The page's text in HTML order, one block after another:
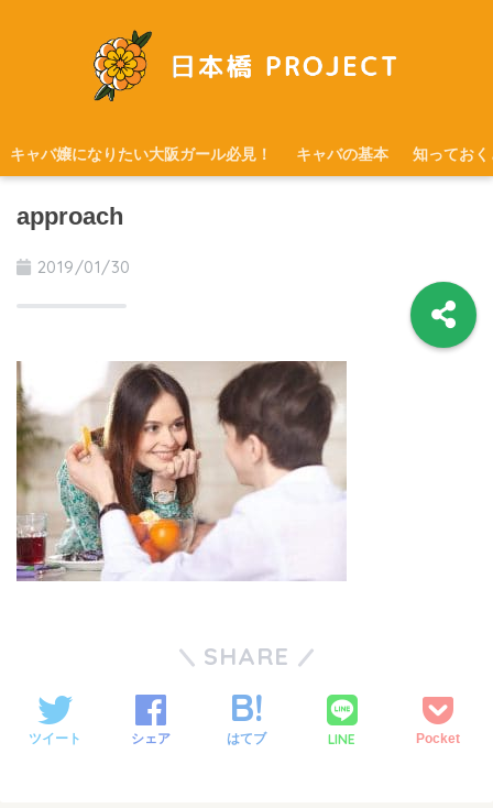
キャバ嬢になりたい大阪ガール必見！ キャバの基本 知ってお
approach
2019/01/30
SHARE
ツイート シェア はてブ LINE Pocket